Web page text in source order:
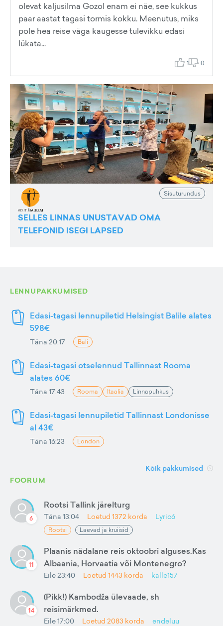
olevat kaljusilma Gozol enam ei näe, see kukkus
paar aastat tagasi tormis kokku. Meenutus, miks
pole hea reise väga kaugesse tulevikku edasi
lükata...
1 0
Sisuturundus
SELLES LINNAS UNUSTAVAD OMA
TELEFONID ISEGI LAPSED
LENNUPAKKUMISED
Edasi-tagasi lennupiletid Helsingist Balile alates
598€
Täna 20:17 Bali
Edasi-tagasi otselennud Tallinnast Rooma
alates 60€
Täna 17:43 Rooma Itaalia Linnapuhkus
Edasi-tagasi lennupiletid Tallinnast Londonisse
al 43€
Täna 16:23 London
Kõik pakkumised
FOORUM
6
Rootsi Tallink järelturg
Täna 13:04 Loetud 1372 korda Lyric6
Rootsi Laevad ja kruiisid
11
Plaanis nädalane reis oktoobri alguses.Kas
Albaania, Horvaatia või Montenegro?
Eile 23:40 Loetud 1443 korda kalle157
14
(Pikk!) Kambodža ülevaade, sh
reisimärkmed.
Eile 17:00 Loetud 2083 korda endeluu